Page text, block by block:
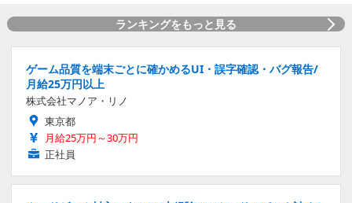
ランキングをもっと見る
ゲーム品質を端末ごとに確かめるUI・誤字確認・バグ報告/
月給25万円以上
株式会社マノア・リノ
東京都
月給25万円～30万円
正社員